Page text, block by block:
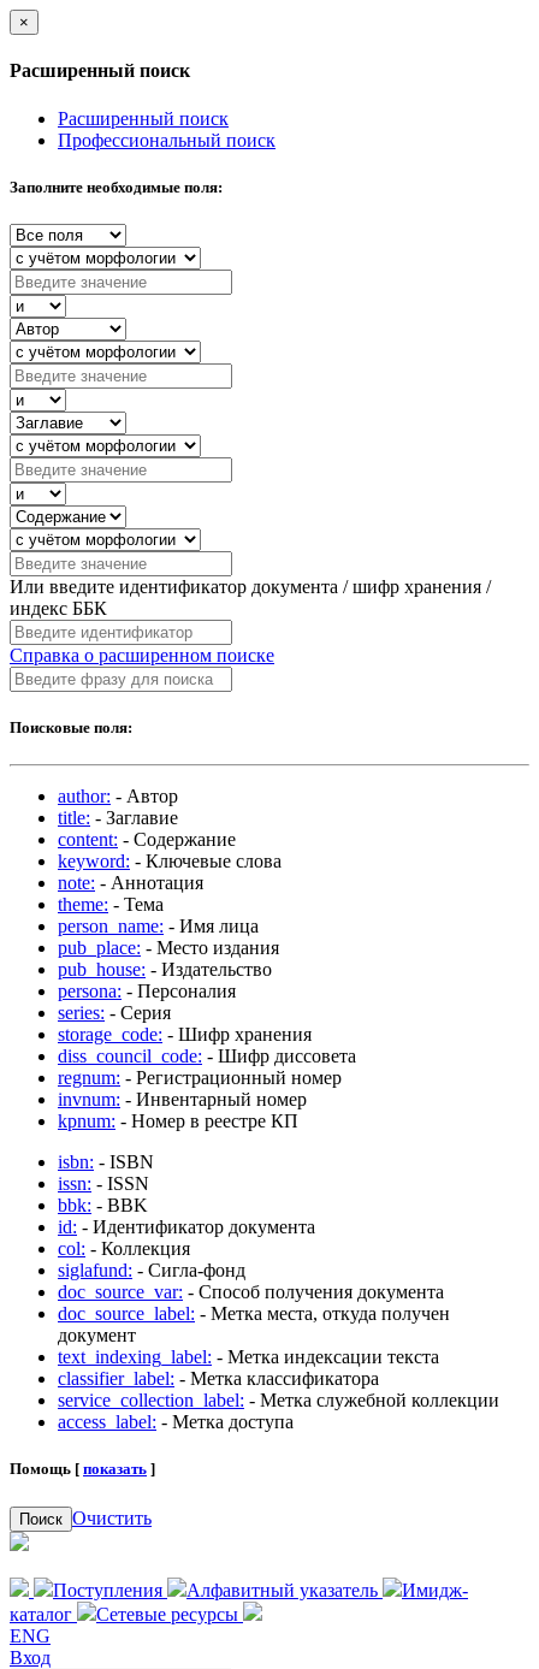
×
Расширенный поиск
Расширенный поиск
Профессиональный поиск
Заполните необходимые поля:
Или введите идентификатор документа / шифр хранения /
индекс ББК
Справка о расширенном поиске
Поисковые поля:
author: - Автор
title: - Заглавие
content: - Содержание
keyword: - Ключевые слова
note: - Аннотация
theme: - Тема
person_name: - Имя лица
pub_place: - Место издания
pub_house: - Издательство
persona: - Персоналия
series: - Серия
storage_code: - Шифр хранения
diss_council_code: - Шифр диссовета
regnum: - Регистрационный номер
invnum: - Инвентарный номер
kpnum: - Номер в реестре КП
isbn: - ISBN
issn: - ISSN
bbk: - BBK
id: - Идентификатор документа
col: - Коллекция
siglafund: - Сигла-фонд
doc_source_var: - Способ получения документа
doc_source_label: - Метка места, откуда получен
документ
text_indexing_label: - Метка индексации текста
classifier_label: - Метка классификатора
service_collection_label: - Метка служебной коллекции
access_label: - Метка доступа
Помощь [ показать ]
Поиск Очистить
Поступления Алфавитный указатель
Имидж-
каталог
Сетевые ресурсы
ENG
Вход